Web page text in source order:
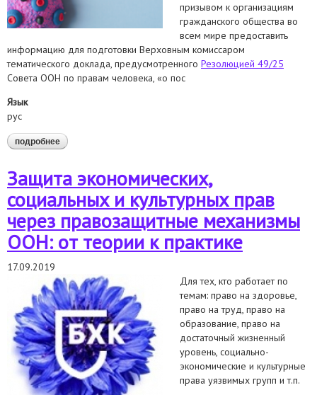
призывом к организациям
гражданского общества во
всем мире предоставить
информацию для подготовки Верховным комиссаром
тематического доклада, предусмотренного Резолюцией 49/25
Совета ООН по правам человека, «о пос
Язык
рус
подробнее о направили в увкпч оон информацию о доступе к
вакцинации от covid-19 в беларуси
Защита экономических,
социальных и культурных прав
через правозащитные механизмы
ООН: от теории к практике
17.09.2019
Для тех, кто работает по
темам: право на здоровье,
право на труд, право на
образование, право на
достаточный жизненный
уровень, социально-
экономические и культурные
права уязвимых групп и т.п.